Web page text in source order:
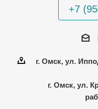
+7
г. Омск, ул.
г. Омск, ул.